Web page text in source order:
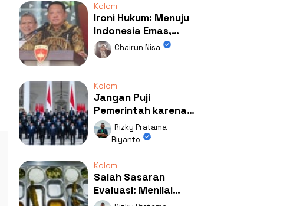
Kolom
Ironi Hukum: Menuju
Indonesia Emas,
Ternyata Emasnya
Ada di Rumah Febrie!
Chairun Nisa
Kolom
Jangan Puji
Pemerintah karena
Kerja: Mengapa
Publik Begitu Mudah
Rizky Pratama
Riyanto
Kolom
Salah Sasaran
Evaluasi: Menilai
Program MBG Lewat